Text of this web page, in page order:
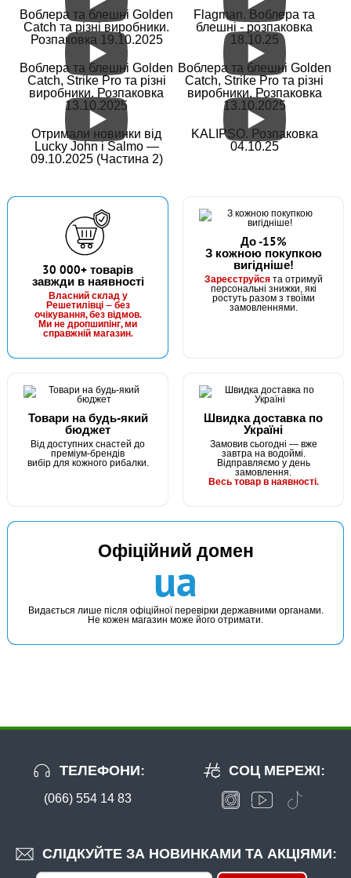
Воблера та блешні Golden
Catch та різні виробники.
Розпаковка 19.10.2025
Flagman. Воблера та
блешні - розпаковка
18.10.25
Воблера та блешні Golden
Catch, Strike Pro та різні
виробники. Розпаковка
13.10.2025
Воблера та блешні Golden
Catch, Strike Pro та різні
виробники. Розпаковка
13.10.2025
Отримали новинки від
Lucky John і Salmo —
09.10.2025 (Частина 2)
KALIPSO. Розпаковка
04.10.25
30 000+ товарів
завжди в наявності
Власний склад у
Решетилівці — без
очікування, без відмов.
Ми не дропшипінг, ми
справжній магазин.
До -15%
З кожною покупкою
вигідніше!
Зареєструйсята отримуй
персональні знижки, які
ростуть разом з твоїми
замовленнями.
Товари на будь-який
бюджет
Від доступних снастей до
преміум-брендів
вибір для кожного рибалки.
Швидка доставка по
Україні
Замовив сьогодні — вже
завтра на водоймі.
Відправляємо у день
замовлення.
Весь товар в наявності.
Офіційний домен
ua
Видається лише після офіційної перевірки державними органами.
Не кожен магазин може його отримати.
ТЕЛЕФОНИ:
(066) 554 14 83
СЛІДКУЙТЕ ЗА НОВИНКАМИ ТА АКЦІЯМИ:
СОЦ МЕРЕЖІ: